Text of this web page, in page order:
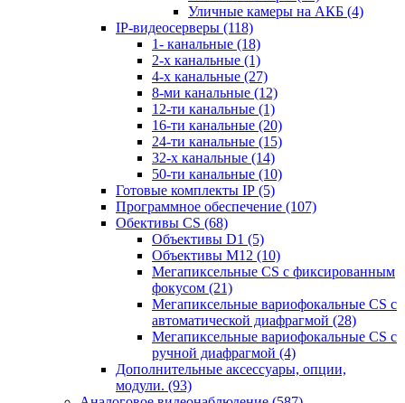
Уличные камеры на АКБ (4)
IP-видеосерверы (118)
1- канальные (18)
2-х канальные (1)
4-х канальные (27)
8-ми канальные (12)
12-ти канальные (1)
16-ти канальные (20)
24-ти канальные (15)
32-х канальные (14)
50-ти канальные (10)
Готовые комплекты IP (5)
Программное обеспечение (107)
Обективы CS (68)
Объективы D1 (5)
Объективы M12 (10)
Мегапиксельные CS c фиксированным
фокусом (21)
Мегапиксельные вариофокальные CS c
автоматической диафрагмой (28)
Мегапиксельные вариофокальные CS c
ручной диафрагмой (4)
Дополнительные аксессуары, опции,
модули. (93)